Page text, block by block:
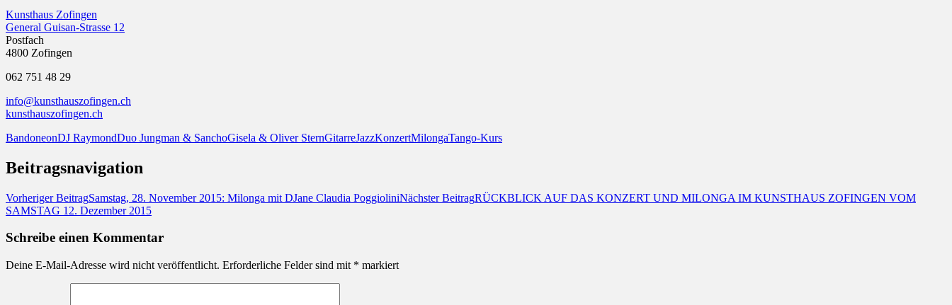
Kunsthaus Zofingen
General Guisan-Strasse 12
Postfach
4800 Zofingen
062 751 48 29
info@kunsthauszofingen.ch
kunsthauszofingen.ch
BandoneonDJ RaymondDuo Jungman & SanchoGisela & Oliver SternGitarreJazzKonzertMilongaTango-Kurs
Beitragsnavigation
Vorheriger BeitragSamstag, 28. November 2015: Milonga mit DJane Claudia PoggioliniNächster BeitragRÜCKBLICK AUF DAS KONZERT UND MILONGA IM KUNSTHAUS ZOFINGEN VOM
SAMSTAG 12. Dezember 2015
Schreibe einen Kommentar
Deine E-Mail-Adresse wird nicht veröffentlicht. Erforderliche Felder sind mit * markiert